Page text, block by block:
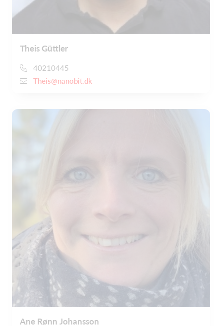
Theis Güttler
40210445
Theis@nanobit.dk
Ane Rønn Johansson